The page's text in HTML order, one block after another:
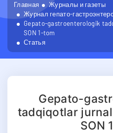
Главная
Журналы и газеты
Журнал гепато-
Gepato-gastroenterologik
SON 1-tom
Статья
Gepato-
tadqiqotlar
SON